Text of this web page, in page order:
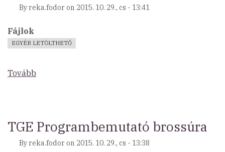
By reka.fodor on 2015. 10. 29., cs - 13:41
Fájlok
EGYÉB LETÖLTHETŐ
Tovább
TGE Programbemutató brossúra
By reka.fodor on 2015. 10. 29., cs - 13:38